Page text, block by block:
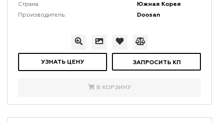
Страна: Южная Корея
Производитель: Doosan
УЗНАТЬ ЦЕНУ ЗАПРОСИТЬ КП
В КОРЗИНУ